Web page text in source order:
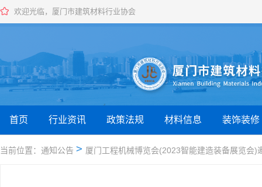
欢迎光临，厦门市建筑材料行业协会
首页 行业资讯 政策法规 材料信息 装饰装修
当前位置：通知公告 厦门工程机械博览会(2023智能建造装备展览会)